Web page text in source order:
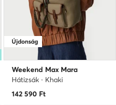
Újdonság
Weekend Max Mara
Hátizsák · Khaki
142 590 Ft